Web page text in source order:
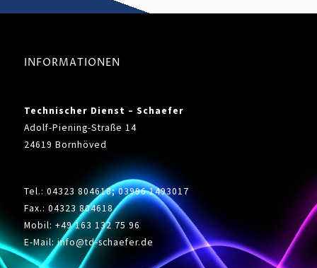
INFORMATIONEN
Technischer Dienst – Schaefer
Adolf-Piening-Straße 14
24619 Bornhöved
Tel.: 04323 804618; 03996 1493017
Fax.: 04323 804618
Mobil: +49 163 132 75 96
E-Mail:info@td-schaefer.de